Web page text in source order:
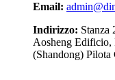
Email:
Indirizzo: Stanza
Aosheng Edificio,
(Shandong)